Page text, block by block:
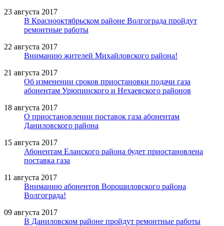
23 августа 2017
В Краснооктябрьском районе Волгограда пройдут
ремонтные работы
22 августа 2017
Вниманию жителей Михайловского района!
21 августа 2017
Об изменении сроков приостановки подачи газа
абонентам Урюпинского и Нехаевского районов
18 августа 2017
О приостановлении поставок газа абонентам
Даниловского района
15 августа 2017
Абонентам Еланского района будет приостановлена
поставка газа
11 августа 2017
Вниманию абонентов Ворошиловского района
Волгограда!
09 августа 2017
В Даниловском районе пройдут ремонтные работы